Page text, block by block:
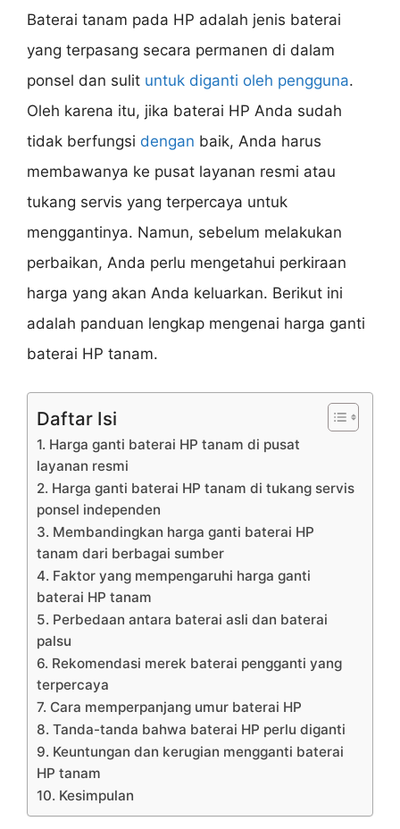
Baterai tanam pada HP adalah jenis baterai
yang terpasang secara permanen di dalam
ponsel dan sulit untuk diganti oleh pengguna.
Oleh karena itu, jika baterai HP Anda sudah
tidak berfungsi dengan baik, Anda harus
membawanya ke pusat layanan resmi atau
tukang servis yang terpercaya untuk
menggantinya. Namun, sebelum melakukan
perbaikan, Anda perlu mengetahui perkiraan
harga yang akan Anda keluarkan. Berikut ini
adalah panduan lengkap mengenai harga ganti
baterai HP tanam.
Daftar Isi
1. Harga ganti baterai HP tanam di pusat
layanan resmi
2. Harga ganti baterai HP tanam di tukang servis
ponsel independen
3. Membandingkan harga ganti baterai HP
tanam dari berbagai sumber
4. Faktor yang mempengaruhi harga ganti
baterai HP tanam
5. Perbedaan antara baterai asli dan baterai
palsu
6. Rekomendasi merek baterai pengganti yang
terpercaya
7. Cara memperpanjang umur baterai HP
8. Tanda-tanda bahwa baterai HP perlu diganti
9. Keuntungan dan kerugian mengganti baterai
HP tanam
10. Kesimpulan